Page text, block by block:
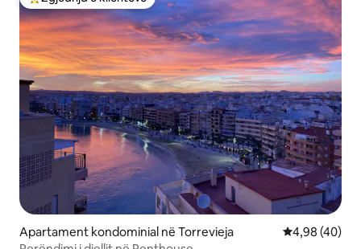
Më të mirat e zgjedhjeve të klientëve
Apartament kondominial në Torrevieja Vlerësimi
4,98 (40)